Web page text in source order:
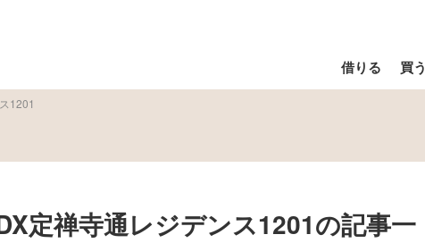
借りる 買う
1201
定禅寺通レジデンス1201の記事一